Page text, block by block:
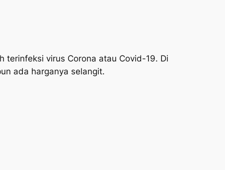
terinfeksi virus Corona atau Covid-19. Di
ada harganya selangit.